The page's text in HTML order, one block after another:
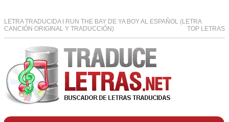
LETRA TRADUCIDA I RUN THE BAY DE YA BOY AL ESPAÑOL (LETRA
CANCIÓN ORIGINAL Y TRADUCCIÓN)
TOP LETRAS